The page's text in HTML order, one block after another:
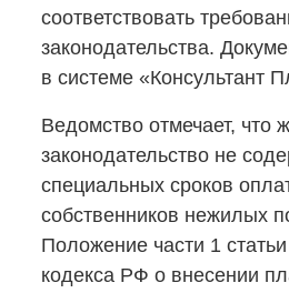
соответствовать
законодательства.
в системе «Консультант
Ведомство отмечает, что
законодательство не
специальных сроков
собственников нежилых
Положение части 1
кодекса РФ о внесении